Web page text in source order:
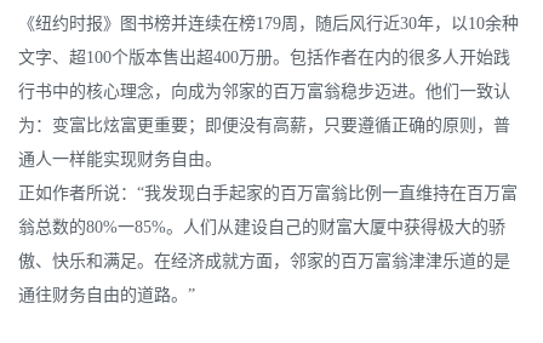
《纽约时报》图书榜并连续在榜179周，随后风行近30年，以10余种
文字、超100个版本售出超400万册。包括作者在内的很多人开始践
行书中的核心理念，向成为邻家的百万富翁稳步迈进。他们一致认
为：变富比炫富更重要；即便没有高薪，只要遵循正确的原则，普
通人一样能实现财务自由。
正如作者所说：“我发现白手起家的百万富翁比例一直维持在百万富
翁总数的80%一85%。人们从建设自己的财富大厦中获得极大的骄
傲、快乐和满足。在经济成就方面，邻家的百万富翁津津乐道的是
通往财务自由的道路。”